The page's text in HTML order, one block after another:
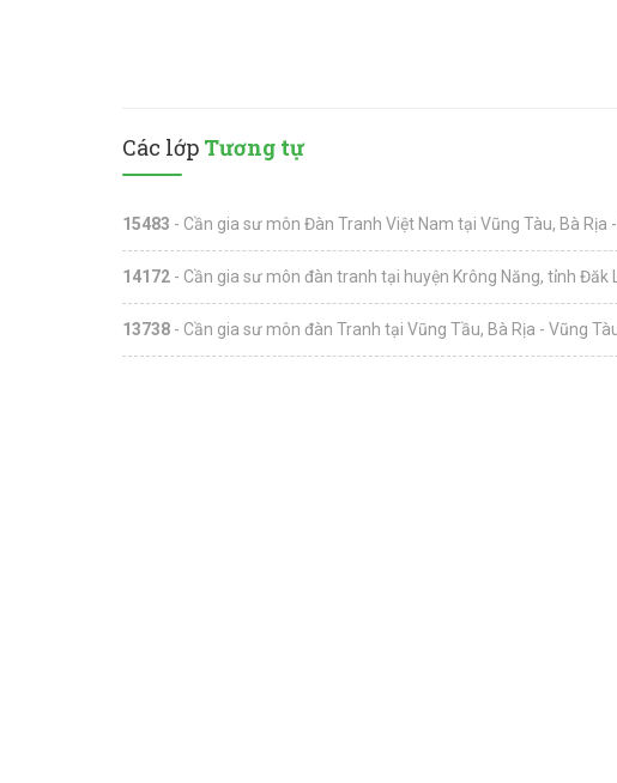
Các lớp Tương tự
15483 - Cần gia sư môn Đàn Tranh Việt Nam tại Vũng Tàu, Bà Rịa
14172 - Cần gia sư môn đàn tranh tại huyện Krông Năng, tỉnh Đăk
13738 - Cần gia sư môn đàn Tranh tại Vũng Tầu, Bà Rịa - Vũng